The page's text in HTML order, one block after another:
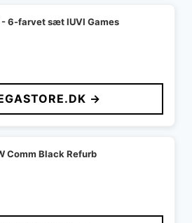
- 6-farvet sæt IUVI Games
→
Comm Black Refurb